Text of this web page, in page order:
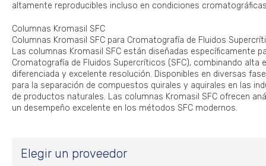
altamente reproducibles incluso en condiciones
Columnas Kromasil SFC
Columnas Kromasil SFC para Cromatografía de Fluidos
Las columnas Kromasil SFC están diseñadas específicamente
Cromatografía de Fluidos Supercríticos (SFC), combinando alta
diferenciada y excelente resolución. Disponibles en diversas
para la separación de compuestos quirales y aquirales en las
de productos naturales. Las columnas Kromasil SFC ofrecen
un desempeño excelente en los métodos SFC modernos.
Elegir un proveedor